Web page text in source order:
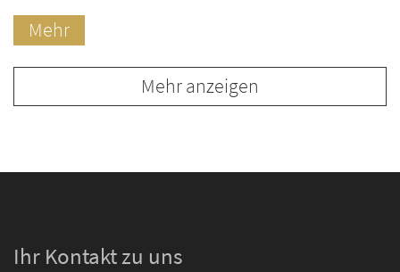
Mehr
Mehr anzeigen
Ihr Kontakt zu uns